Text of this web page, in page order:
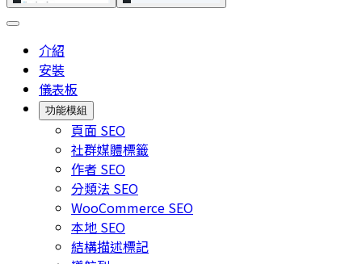
介紹
安裝
儀表板
功能模組
頁面 SEO
社群媒體標籤
作者 SEO
分類法 SEO
WooCommerce SEO
本地 SEO
結構描述標記